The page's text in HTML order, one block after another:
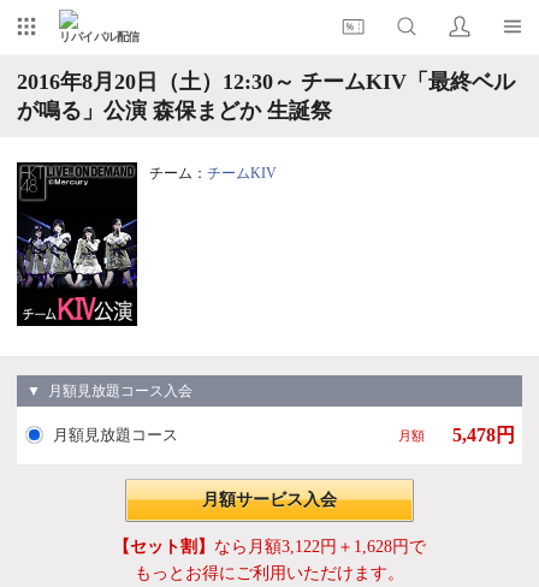
リバイバル配信
2016年8月20日（土）12:30～ チームKIV「最終ベル
が鳴る」公演 森保まどか 生誕祭
チーム： チームKIV
▼ 月額見放題コース入会
月額見放題コース 月額 5,478円
月額サービス入会
【セット割】 なら月額3,122円＋1,628円で
もっとお得にご利用いただけます。